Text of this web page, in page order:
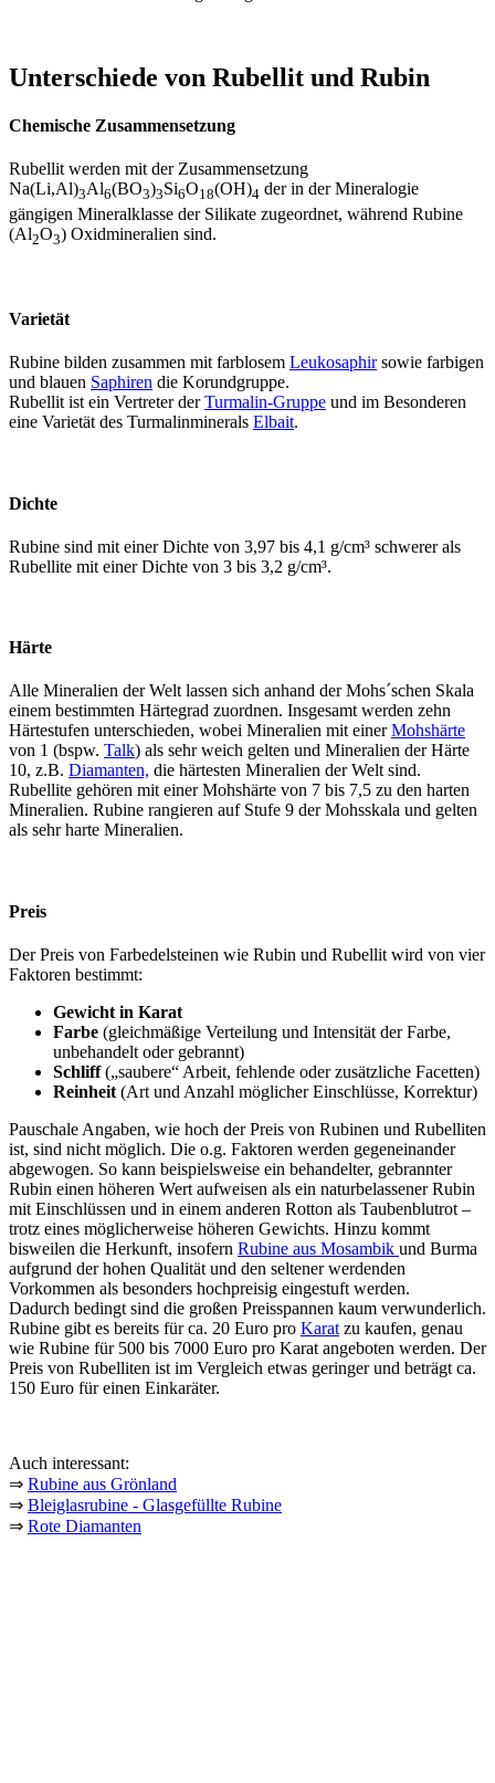
Unterschiede von Rubellit und Rubin
Chemische Zusammensetzung
Rubellit werden mit der Zusammensetzung
Na(Li,Al)3Al6(BO3)3Si6O18(OH)4 der in der Mineralogie
gängigen Mineralklasse der Silikate zugeordnet, während Rubine
(Al2O3) Oxidmineralien sind.
Varietät
Rubine bilden zusammen mit farblosem Leukosaphirsowie farbigen
und blauen Saphiren die Korundgruppe.
Rubellit ist ein Vertreter derTurmalin-Gruppe und im Besonderen
eine Varietät des Turmalinminerals Elbait.
Dichte
Rubine sind mit einer Dichte von 3,97 bis 4,1 g/cm³ schwerer als
Rubellite mit einer Dichte von 3 bis 3,2 g/cm³.
Härte
Alle Mineralien der Welt lassen sich anhand der Mohs´schen Skala
einem bestimmten Härtegrad zuordnen. Insgesamt werden zehn
Härtestufen unterschieden, wobei Mineralien mit einerMohshärte
von 1 (bspw. Talk) als sehr weich gelten und Mineralien der Härte
10, z.B. Diamanten, die härtesten Mineralien der Welt sind.
Rubellite gehören mit einer Mohshärte von 7 bis 7,5 zu den harten
Mineralien. Rubine rangieren auf Stufe 9 der Mohsskala und gelten
als sehr harte Mineralien.
Preis
Der Preis von Farbedelsteinen wie Rubin und Rubellit wird von vier
Faktoren bestimmt:
Gewicht in Karat
Farbe (gleichmäßige Verteilung und Intensität der Farbe,
unbehandelt oder gebrannt)
Schliff(„saubere“ Arbeit, fehlende oder zusätzliche Facetten)
Reinheit (Art und Anzahl möglicher Einschlüsse, Korrektur)
Pauschale Angaben, wie hoch der Preis von Rubinen und Rubelliten
ist, sind nicht möglich. Die o.g. Faktoren werden gegeneinander
abgewogen. So kann beispielsweise ein behandelter, gebrannter
Rubin einen höheren Wert aufweisen als ein naturbelassener Rubin
mit Einschlüssen und in einem anderen Rotton als Taubenblutrot –
trotz eines möglicherweise höheren Gewichts. Hinzu kommt
bisweilen die Herkunft, insofern Rubine aus Mosambik und Burma
aufgrund der hohen Qualität und den seltener werdenden
Vorkommen als besonders hochpreisig eingestuft werden.
Dadurch bedingt sind die großen Preisspannen kaum verwunderlich.
Rubine gibt es bereits für ca. 20 Euro pro Karat zu kaufen, genau
wie Rubine für 500 bis 7000 Euro pro Karat angeboten werden. Der
Preis von Rubelliten ist im Vergleich etwas geringer und beträgt ca.
150 Euro für einen Einkaräter.
Auch interessant:
⇒ Rubine aus Grönland
⇒ Bleiglasrubine - Glasgefüllte Rubine
⇒ Rote Diamanten